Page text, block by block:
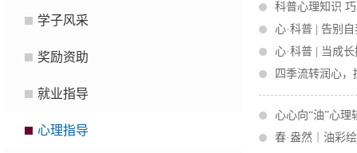
学子风采
奖励资助
就业指导
心理指导
科普心理知识
心·科普 | 告别
心·科普 | 当成
四季流转润心
心心向“油”心理
春·盎然｜油彩